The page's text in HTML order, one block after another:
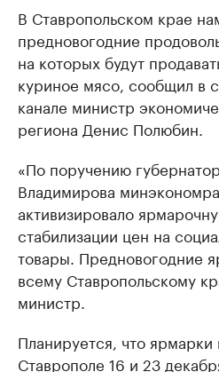
В Ставропольском крае
предновогодние
на которых будут
куриное мясо, сообщил в
канале министр
региона Денис Полюбин.
«По поручению
Владимирова
активизировало
стабилизации цен на
товары. Предновогодние
всему Ставропольскому
министр.
Планируется, что ярмарки
Ставрополе 16 и 23